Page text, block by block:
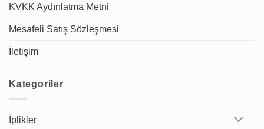
KVKK Aydınlatma Metni
Mesafeli Satış Sözleşmesi
İletişim
Kategoriler
İplikler